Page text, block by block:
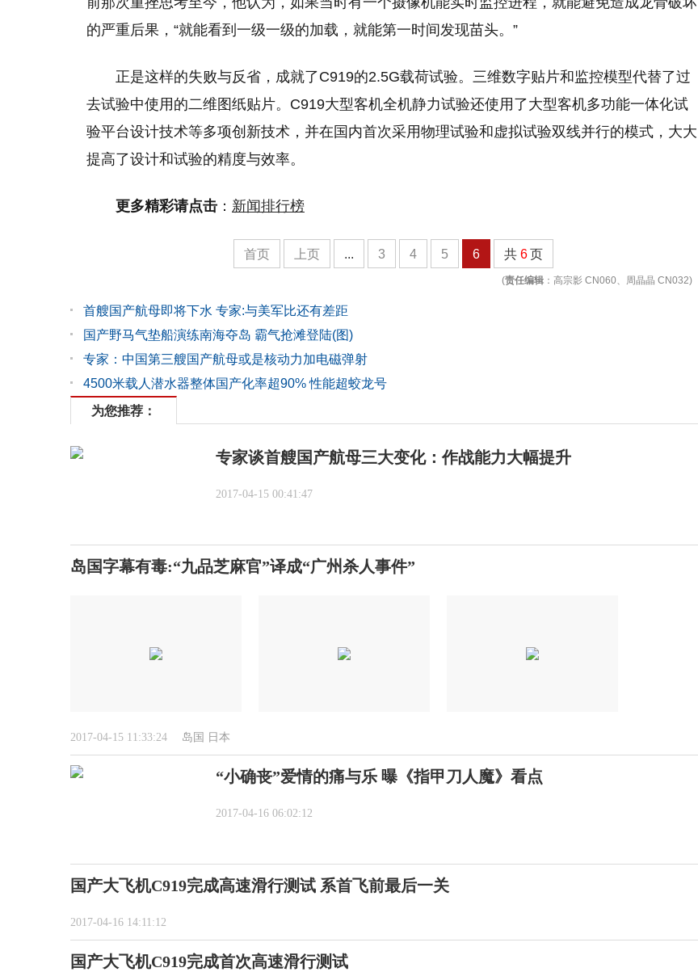
的严重后果，“就能看到一级一级的加载，就能第一时间发现苗头。”
正是这样的失败与反省，成就了C919的2.5G载荷试验。三维数字贴片和监控模型代替了过
去试验中使用的二维图纸贴片。C919大型客机全机静力试验还使用了大型客机多功能一体化试
验平台设计技术等多项创新技术，并在国内首次采用物理试验和虚拟试验双线并行的模式，大大
提高了设计和试验的精度与效率。
更多精彩请点击 ： 新闻排行榜
首页 上页 ... 3 4 5 6 共 6 页
(责任编辑 ：高宗影 CN060、周晶晶 CN032)
首艘国产航母即将下水 专家:与美军比还有差距
国产野马气垫船演练南海夺岛 霸气抢滩登陆(图)
专家：中国第三艘国产航母或是核动力加电磁弹射
4500米载人潜水器整体国产化率超90% 性能超蛟龙号
为您推荐：
专家谈首艘国产航母三大变化：作战能力大幅提升
2017-04-15 00:41:47
岛国字幕有毒:“九品芝麻官”译成“广州杀人事件”
2017-04-15 11:33:24 岛国 日本
“小确丧”爱情的痛与乐 曝《指甲刀人魔》看点
2017-04-16 06:02:12
国产大飞机C919完成高速滑行测试 系首飞前最后一关
2017-04-16 14:11:12
国产大飞机C919完成首次高速滑行测试